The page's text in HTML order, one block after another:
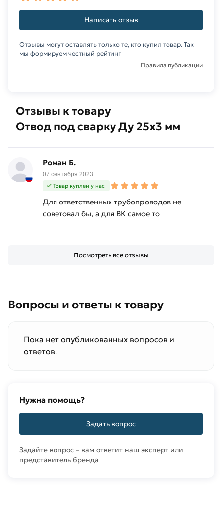
Отзывы к товару
Отвод под сварку Ду 25х3 мм
Роман Б.
07 сентября 2023
Товар куплен у нас
Для ответственных трубопроводов не
советовал бы, а для ВК самое то
Посмотреть все отзывы
Написать отзыв
Отзывы могут оставлять только те, кто купил товар. Так
мы формируем честный рейтинг
Правила публикации
Вопросы и ответы к товару
Пока нет опубликованных вопросов и
ответов.
Нужна помощь?
Задать вопрос
Задайте вопрос – вам ответит наш эксперт или
представитель бренда